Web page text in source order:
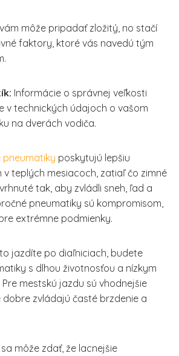
môže pripadať zložitý, no stačí
faktory, ktoré vás navedú tým
Informácie o správnej veľkosti
v technických údajoch o vašom
na dverách vodiča.
pneumatiky poskytujú lepšiu
v teplých mesiacoch, zatiaľ čo zimné
tak, aby zvládli sneh, ľad a
pneumatiky sú kompromisom,
extrémne podmienky.
jazdíte po diaľniciach, budete
s dlhou životnosťou a nízkym
mestskú jazdu sú vhodnejšie
zvládajú časté brzdenie a
môže zdať, že lacnejšie